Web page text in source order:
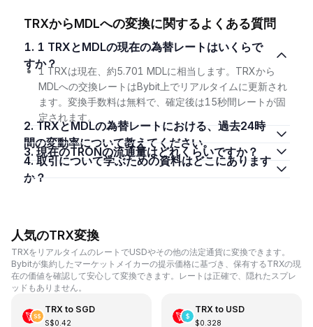
TRXからMDLへの変換に関するよくある質問
1. 1 TRXとMDLの現在の為替レートはいくらで
すか？
1 TRXは現在、約5.701 MDLに相当します。TRXから
MDLへの交換レートはBybit上でリアルタイムに更新され
ます。変換手数料は無料で、確定後は15秒間レートが固
定されます。
2. TRXとMDLの為替レートにおける、過去24時
間の変動率について教えてください。
3. 現在のTRONの流通量はどれくらいですか？
4. 取引について学ぶための資料はどこにあります
か？
人気のTRX変換
TRXをリアルタイムのレートでUSDやその他の法定通貨に変換できます。
Bybitが集約したマーケットメイカーの提示価格に基づき、保有するTRXの現
在の価値を確認して安心して変換できます。レートは正確で、隠れたスプレ
ッドもありません。
TRXto SGD
S$0.42
TRXto USD
$0.328